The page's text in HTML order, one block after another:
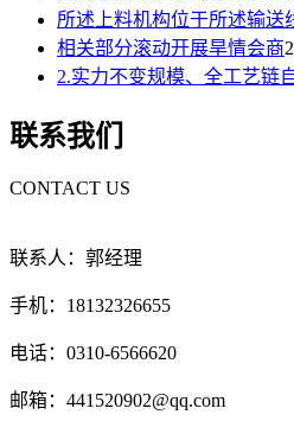
所述上料机构位于所述输送
相关部分滚动开展旱情会商
2.实力不变规模、全工艺链
联系我们
CONTACT US
联系人：郭经理
手机：18132326655
电话：0310-6566620
邮箱：441520902@qq.com